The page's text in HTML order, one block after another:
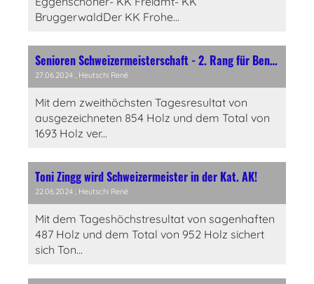
BruggerwaldDer KK Frohe...
Senioren Schweizermeisterschaft - 2. Rang für Benny Schwägli und 4. Rang für Maja Kamber
27.06.2024 , Heutschi René
Mit dem zweithöchsten Tagesresultat von
ausgezeichneten 854 Holz und dem Total von
1693 Holz ver...
Toni Zingg wird Schweizermeister in der Kat. AK!
22.06.2024 , Heutschi René
Mit dem Tageshöchstresultat von sagenhaften
487 Holz und dem Total von 952 Holz sichert
sich Ton...